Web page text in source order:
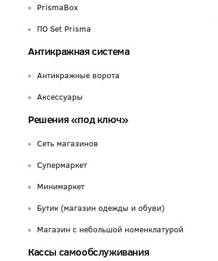
PrismaBox
ПО Set Prisma
Антикражная система
Антикражные ворота
Аксессуары
Решения «под ключ»
Сеть магазинов
Супермаркет
Минимаркет
Бутик (магазин одежды и обуви)
Магазин с небольшой номенклатурой
Кассы самообслуживания